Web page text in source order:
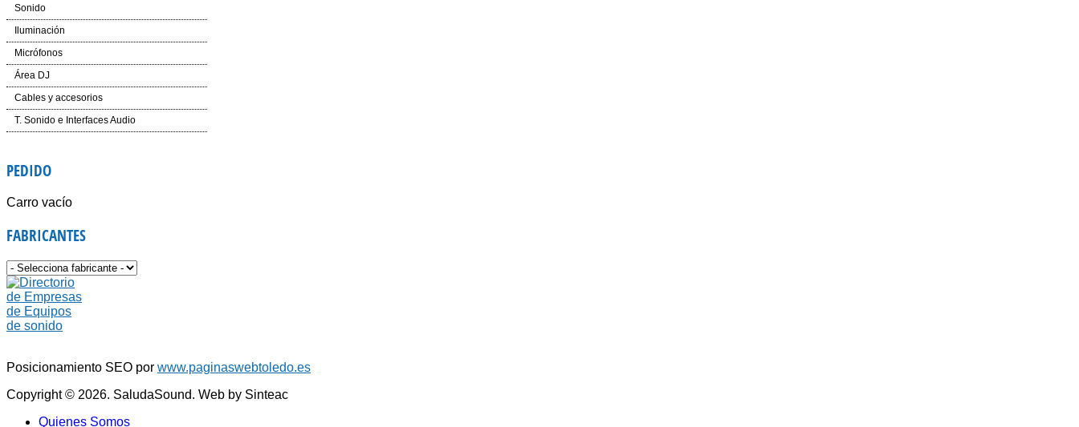
Sonido
Cajas Automplificadas
Etapas de potencia y amplificadores
Dinámica
Auriculares
Iluminación
Efectos LED
Cabezas LED
Controladores
Micrófonos
Inalámbricos
Conferencias e Instalación
Voz e Instrumentos
Área DJ
CD´S
Mesas de Mezcla
Giradiscos
Cables y accesorios
Iluminación y corriente
T. Sonido e Interfaces Audio
PEDIDO
Carro vacío
FABRICANTES
Posicionamiento SEO por www.paginaswebtoledo.es
Copyright © 2026. SaludaSound. Web by Sinteac
Quienes Somos